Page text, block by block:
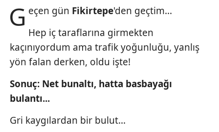
G eçen gün Fikirtepe'den geçtim...
Hep iç taraflarına girmekten
kaçınıyordum ama trafik yoğunluğu, yanlış
yön falan derken, oldu işte!
Sonuç: Net bunaltı, hatta basbayağı
bulantı...
Gri kaygılardan bir bulut...